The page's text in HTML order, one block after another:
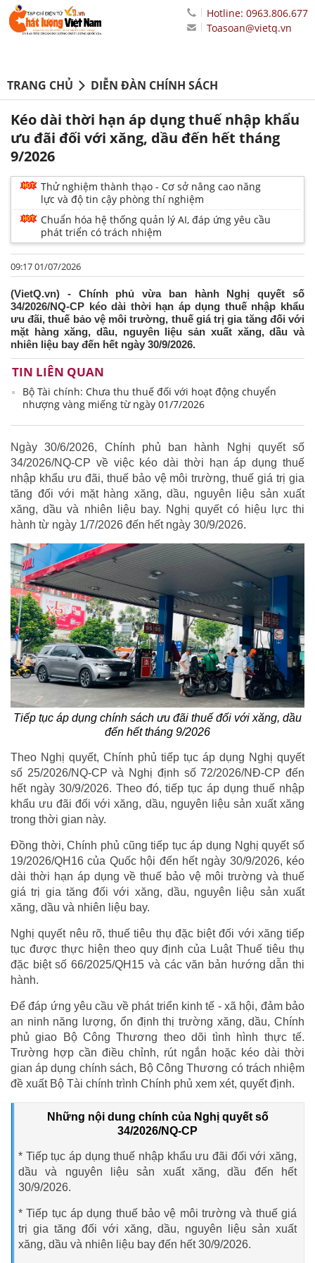
Hotline: 0963.806.677
Toasoan@vietq.vn
TRANG CHỦ DIỄN ĐÀN CHÍNH SÁCH
Kéo dài thời hạn áp dụng thuế nhập khẩu
ưu đãi đối với xăng, dầu đến hết tháng
9/2026
Thử nghiệm thành thạo - Cơ sở nâng cao năng
lực và độ tin cậy phòng thí nghiệm
Chuẩn hóa hệ thống quản lý AI, đáp ứng yêu cầu
phát triển có trách nhiệm
09:17 01/07/2026
(VietQ.vn) - Chính phủ vừa ban hành Nghị quyết số
34/2026/NQ-CP kéo dài thời hạn áp dụng thuế nhập khẩu
ưu đãi, thuế bảo vệ môi trường, thuế giá trị gia tăng đối với
mặt hàng xăng, dầu, nguyên liệu sản xuất xăng, dầu và
nhiên liệu bay đến hết ngày 30/9/2026.
TIN LIÊN QUAN
Bộ Tài chính: Chưa thu thuế đối với hoạt động chuyển
nhượng vàng miếng từ ngày 01/7/2026
Ngày 30/6/2026, Chính phủ ban hành Nghị quyết số
34/2026/NQ-CP về việc kéo dài thời hạn áp dụng thuế
nhập khẩu ưu đãi, thuế bảo vệ môi trường, thuế giá trị gia
tăng đối với mặt hàng xăng, dầu, nguyên liệu sản xuất
xăng, dầu và nhiên liệu bay. Nghị quyết có hiệu lực thi
hành từ ngày 1/7/2026 đến hết ngày 30/9/2026.
Tiếp tục áp dụng chính sách ưu đãi thuế đối với xăng, dầu
đến hết tháng 9/2026
Theo Nghị quyết, Chính phủ tiếp tục áp dụng Nghị quyết
số 25/2026/NQ-CP và Nghị định số 72/2026/NĐ-CP đến
hết ngày 30/9/2026. Theo đó, tiếp tục áp dụng thuế nhập
khẩu ưu đãi đối với xăng, dầu, nguyên liệu sản xuất xăng
trong thời gian này.
Đồng thời, Chính phủ cũng tiếp tục áp dụng Nghị quyết số
19/2026/QH16 của Quốc hội đến hết ngày 30/9/2026, kéo
dài thời hạn áp dụng về thuế bảo vệ môi trường và thuế
giá trị gia tăng đối với xăng, dầu, nguyên liệu sản xuất
xăng, dầu và nhiên liệu bay.
Nghị quyết nêu rõ, thuế tiêu thụ đặc biệt đối với xăng tiếp
tục được thực hiện theo quy định của Luật Thuế tiêu thụ
đặc biệt số 66/2025/QH15 và các văn bản hướng dẫn thi
hành.
Để đáp ứng yêu cầu về phát triển kinh tế - xã hội, đảm bảo
an ninh năng lượng, ổn định thị trường xăng, dầu, Chính
phủ giao Bộ Công Thương theo dõi tình hình thực tế.
Trường hợp cần điều chỉnh, rút ngắn hoặc kéo dài thời
gian áp dụng chính sách, Bộ Công Thương có trách nhiệm
đề xuất Bộ Tài chính trình Chính phủ xem xét, quyết định.
Những nội dung chính của Nghị quyết số
34/2026/NQ-CP
* Tiếp tục áp dụng thuế nhập khẩu ưu đãi đối với xăng,
dầu và nguyên liệu sản xuất xăng, dầu đến hết
30/9/2026.
* Tiếp tục áp dụng thuế bảo vệ môi trường và thuế giá
trị gia tăng đối với xăng, dầu, nguyên liệu sản xuất
xăng, dầu và nhiên liệu bay đến hết 30/9/2026.